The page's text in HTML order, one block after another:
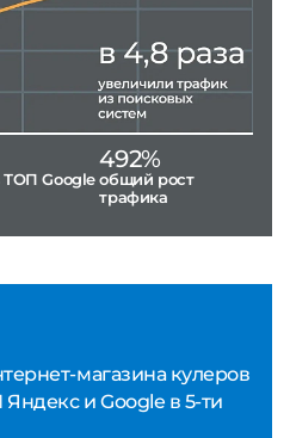
магазина кулеров
и Google в 5-ти
ТОП Google
492%
общий рост
трафика